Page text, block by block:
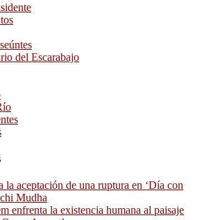
del Escarabajo
la aceptación de una ruptura en ‘Día con
Mudha
enfrenta la existencia humana al paisaje